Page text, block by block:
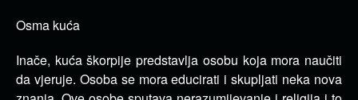
Osma kuća
Inače, kuća škorpije predstavlja osobu koja mora naučiti
da vjeruje. Osoba se mora educirati i skupljati neka nova